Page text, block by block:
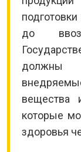
до
должны
вещества
которые
здоровья